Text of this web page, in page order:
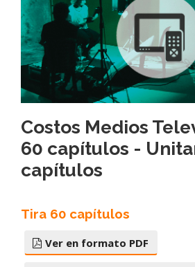
Costos Medios
60 capítulos -
capítulos
Tira 60 capítulos
Ver en formato PDF